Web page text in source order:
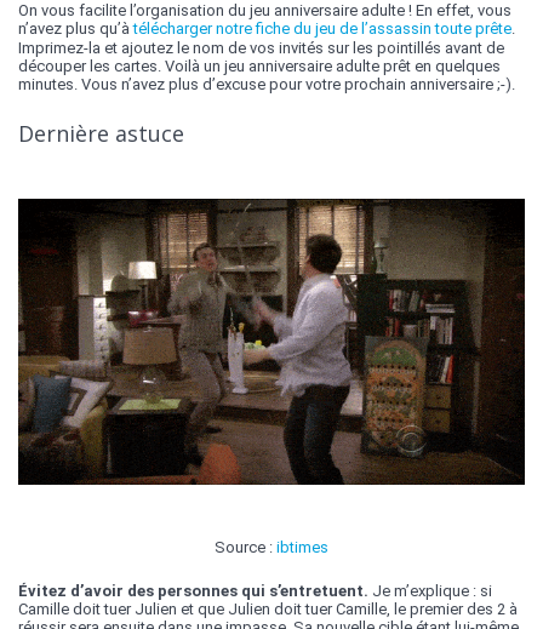
On vous facilite l’organisation du jeu anniversaire adulte ! En effet, vous
n’avez plus qu’àtélécharger notre fiche du jeu de l’assassin toute prête.
Imprimez-la et ajoutez le nom de vos invités sur les pointillés avant de
découper les cartes. Voilà un jeu anniversaire adulte prêt en quelques
minutes. Vous n’avez plus d’excuse pour votre prochain anniversaire ;-).
Dernière astuce
Source : ibtimes
Évitez d’avoir des personnes qui s’entretuent. Je m’explique : si
Camille doit tuer Julien et que Julien doit tuer Camille, le premier des 2 à